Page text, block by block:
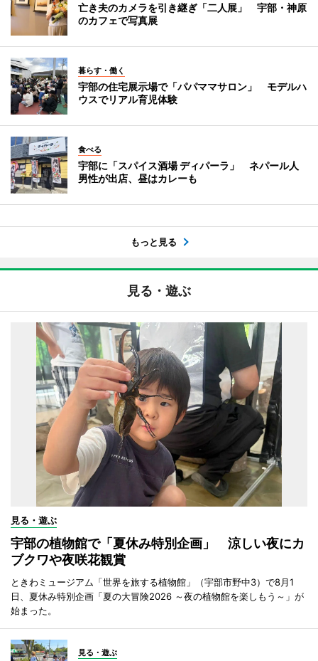
亡き夫のカメラを引き継ぎ「二人展」 宇部・神原
のカフェで写真展
暮らす・働く
宇部の住宅展示場で「パパママサロン」 モデルハ
ウスでリアル育児体験
食べる
宇部に「スパイス酒場 ディパーラ」 ネパール人
男性が出店、昼はカレーも
もっと見る
見る・遊ぶ
見る・遊ぶ
宇部の植物館で「夏休み特別企画」 涼しい夜にカ
ブクワや夜咲花観賞
ときわミュージアム「世界を旅する植物館」（宇部市野中3）で8月1
日、夏休み特別企画「夏の大冒険2026 ～夜の植物館を楽しもう～」が
始まった。
見る・遊ぶ